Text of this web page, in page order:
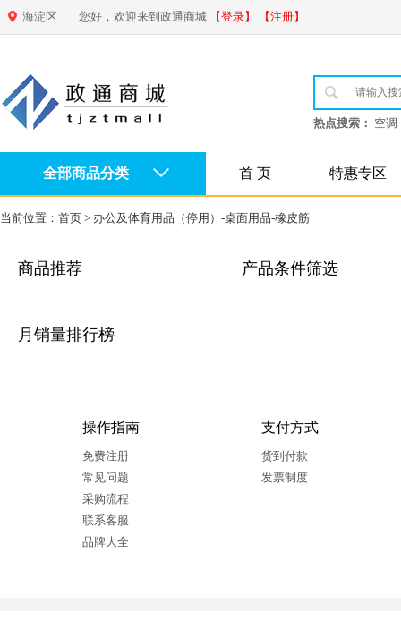
海淀区 您好，欢迎来到政通商城 【登录】 【注册】
热点搜索： 空调
全部商品分类 首 页 特惠专区
当前位置： 首页 > 办公及体育用品（停用）-桌面用品-橡皮筋
商品推荐
月销量排行榜
产品条件筛选
操作指南
免费注册
常见问题
采购流程
联系客服
品牌大全
支付方式
货到付款
发票制度